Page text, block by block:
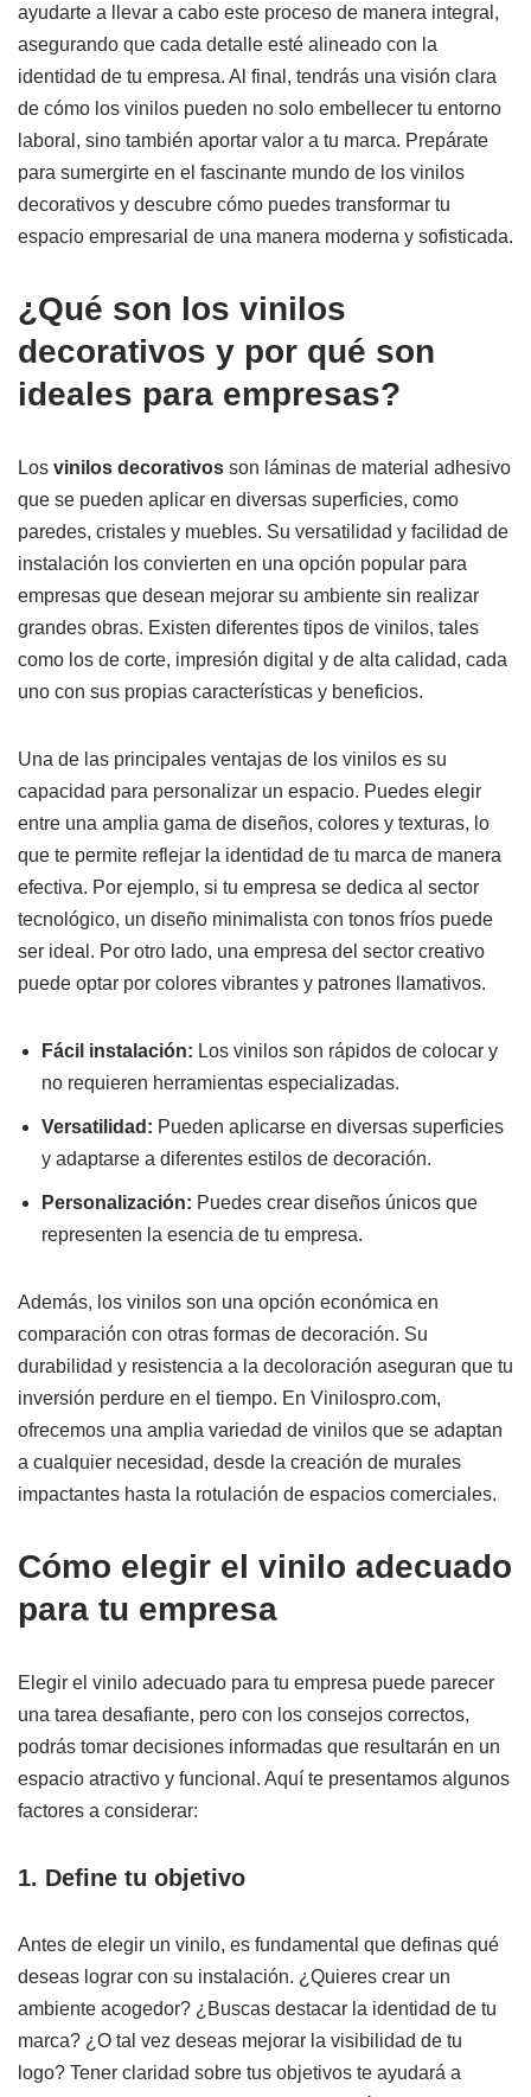
ayudarte a llevar a cabo este proceso de manera integral,
asegurando que cada detalle esté alineado con la
identidad de tu empresa. Al final, tendrás una visión clara
de cómo los vinilos pueden no solo embellecer tu entorno
laboral, sino también aportar valor a tu marca. Prepárate
para sumergirte en el fascinante mundo de los vinilos
decorativos y descubre cómo puedes transformar tu
espacio empresarial de una manera moderna y sofisticada.
¿Qué son los vinilos
decorativos y por qué son
ideales para empresas?
Los vinilos decorativos son láminas de material adhesivo
que se pueden aplicar en diversas superficies, como
paredes, cristales y muebles. Su versatilidad y facilidad de
instalación los convierten en una opción popular para
empresas que desean mejorar su ambiente sin realizar
grandes obras. Existen diferentes tipos de vinilos, tales
como los de corte, impresión digital y de alta calidad, cada
uno con sus propias características y beneficios.
Una de las principales ventajas de los vinilos es su
capacidad para personalizar un espacio. Puedes elegir
entre una amplia gama de diseños, colores y texturas, lo
que te permite reflejar la identidad de tu marca de manera
efectiva. Por ejemplo, si tu empresa se dedica al sector
tecnológico, un diseño minimalista con tonos fríos puede
ser ideal. Por otro lado, una empresa del sector creativo
puede optar por colores vibrantes y patrones llamativos.
Fácil instalación: Los vinilos son rápidos de colocar y
no requieren herramientas especializadas.
Versatilidad: Pueden aplicarse en diversas superficies
y adaptarse a diferentes estilos de decoración.
Personalización: Puedes crear diseños únicos que
representen la esencia de tu empresa.
Además, los vinilos son una opción económica en
comparación con otras formas de decoración. Su
durabilidad y resistencia a la decoloración aseguran que tu
inversión perdure en el tiempo. En Vinilospro.com,
ofrecemos una amplia variedad de vinilos que se adaptan
a cualquier necesidad, desde la creación de murales
impactantes hasta la rotulación de espacios comerciales.
Cómo elegir el vinilo adecuado
para tu empresa
Elegir el vinilo adecuado para tu empresa puede parecer
una tarea desafiante, pero con los consejos correctos,
podrás tomar decisiones informadas que resultarán en un
espacio atractivo y funcional. Aquí te presentamos algunos
factores a considerar:
1. Define tu objetivo
Antes de elegir un vinilo, es fundamental que definas qué
deseas lograr con su instalación. ¿Quieres crear un
ambiente acogedor? ¿Buscas destacar la identidad de tu
marca? ¿O tal vez deseas mejorar la visibilidad de tu
logo? Tener claridad sobre tus objetivos te ayudará a